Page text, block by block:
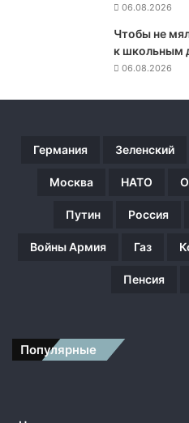
06.08.2026
Чтобы не
к школьным
06.08.2026
Германия Зеленский
Москва НАТО
Путин Россия
Войны Армия Газ
Пенсия
Популярные